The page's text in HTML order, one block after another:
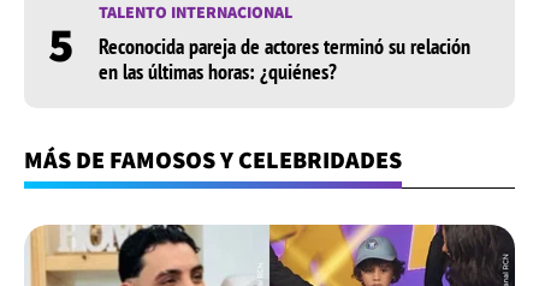
5 TALENTO INTERNACIONAL
Reconocida pareja de actores terminó su relación
en las últimas horas: ¿quiénes?
MÁS DE FAMOSOS Y CELEBRIDADES